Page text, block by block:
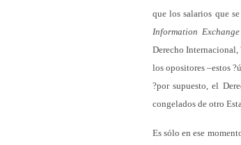
que los salarios que
Information
Derecho Internacional,
los opositores –estos
?por supuesto, el
congelados de otro
Es sólo en ese